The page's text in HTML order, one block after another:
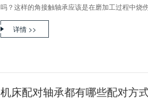
吗？这样的角接触轴承应该是在磨加工过程中烧
详情 >>
机床配对轴承都有哪些配对方